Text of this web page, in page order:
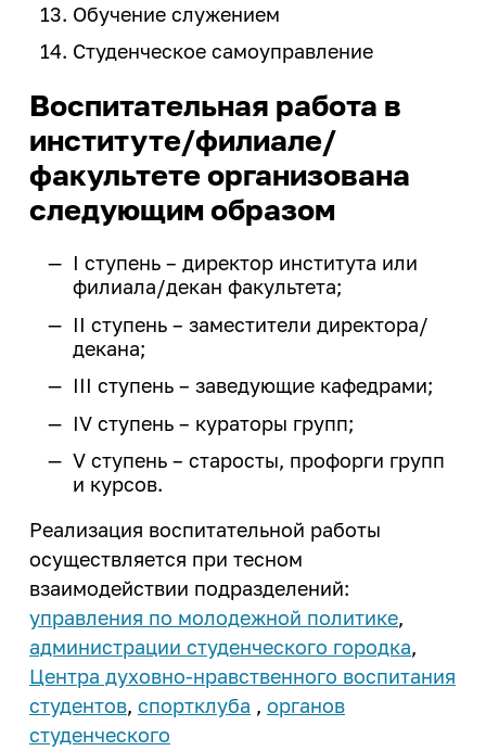
Обучение служением
Студенческое самоуправление
Воспитательная работа в
институте/филиале/
факультете организована
следующим образом
I ступень – директор института или
филиала/декан факультета;
II ступень – заместители директора/
декана;
III ступень – заведующие кафедрами;
IV ступень – кураторы групп;
V ступень – старосты, профорги групп
и курсов.
Реализация воспитательной работы
осуществляется при тесном
взаимодействии подразделений:
управления по молодежной политике,
администрации студенческого городка,
Центра духовно-нравственного воспитания
студентов, спортклуба , органов
студенческого